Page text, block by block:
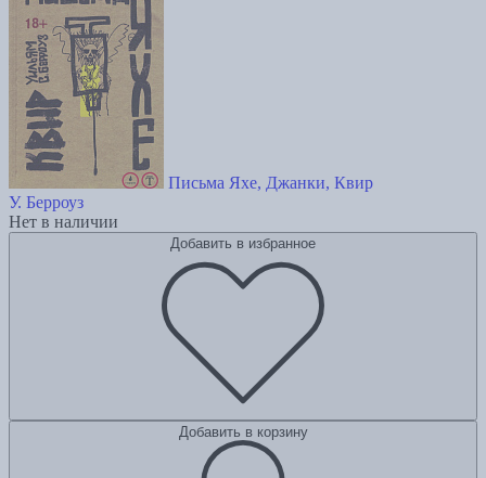
Письма Яхе, Джанки, Квир
У. Берроуз
Нет в наличии
Добавить в избранное
Добавить в корзину